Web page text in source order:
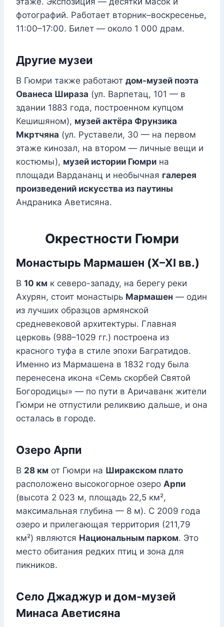
фотографий. Работает вторник–воскресенье,
11:00–17:00. Билет — около 1 000 драм.
Другие музеи
В Гюмри также работают дом-музей поэта
Ованеса Шираза (ул. Варпетац, 101 — в
здании 1883 года, построенном купцом
Кешишяном), музей актёра Фрунзика
Мкртчяна (ул. Руставели, 30 — на первом
этаже кинозал, на втором — личные вещи и
костюмы), музей истории Гюмри на
площади Вардананц и необычная галерея
произведений искусства из паутины
Андраника Аветисяна.
Окрестности Гюмри
Монастырь Мармашен (X–XI вв.)
В 10 км к северо-западу, на берегу реки
Ахурян, стоит монастырь Мармашен — один
из лучших образцов армянской
средневековой архитектуры. Главная
церковь (988–1029 гг.) построена из
красного туфа в стиле эпохи Багратидов.
Именно из Мармашена в 1832 году была
перенесена икона «Семь скорбей Святой
Богородицы» — по пути в Аричаванк жители
Гюмри не отпустили реликвию дальше, и она
осталась в городе.
Озеро Арпи
В 28 км от Гюмри на Ширакском плато
расположено высокогорное озеро Арпи
(высота 2 023 м, площадь 22,5 км²,
максимальная глубина — 8 м). С 2009 года
озеро и прилегающая территория (211,79
км²) являются Национальным парком. Это
место обитания редких птиц и зона для
пикников.
Село Джаджур и дом-музей
Минаса Аветисяна